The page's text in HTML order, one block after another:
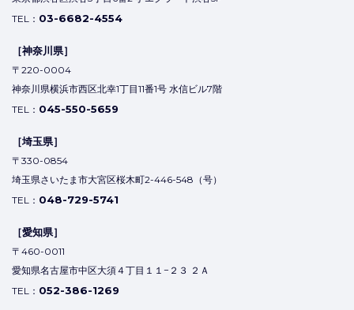
TEL： 03-6682-4554
［神奈川県］
〒220-0004
神奈川県横浜市西区北幸1丁目11番1号 水信ビル7階
TEL： 045-550-5659
［埼玉県］
〒330-0854
埼玉県さいたま市大宮区桜木町2-446-548（号）
TEL： 048-729-5741
［愛知県］
〒460-0011
愛知県名古屋市中区大須４丁目１１−２３ ２Ａ
TEL： 052-386-1269